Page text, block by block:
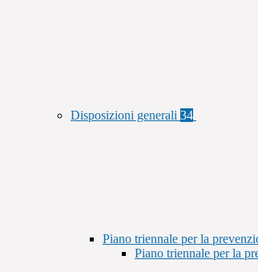
Disposizioni generali 34
Piano triennale per la
Piano triennale per la